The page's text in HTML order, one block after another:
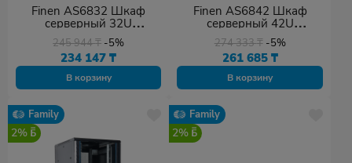
Finen AS6832 Шкаф
серверный 32U
(600х800х1609мм)
245 944₸ -5%
234 147₸
В корзину
Finen AS6842 Шкаф
серверный 42U
(600х800х2054мм)
274 333₸ -5%
261 685 ₸
В корзину
Family
2%
Family
2%